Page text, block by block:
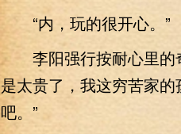
“内，玩的很开心。”
李阳强行按耐心里的奇
是太贵了，我这穷苦家
吧。”